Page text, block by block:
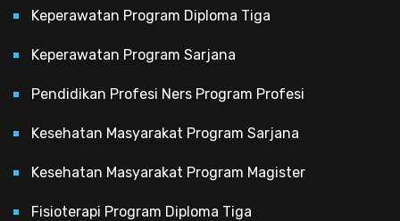
Keperawatan Program Diploma Tiga
Keperawatan Program Sarjana
Pendidikan Profesi Ners Program Profesi
Kesehatan Masyarakat Program Sarjana
Kesehatan Masyarakat Program Magister
Fisioterapi Program Diploma Tiga